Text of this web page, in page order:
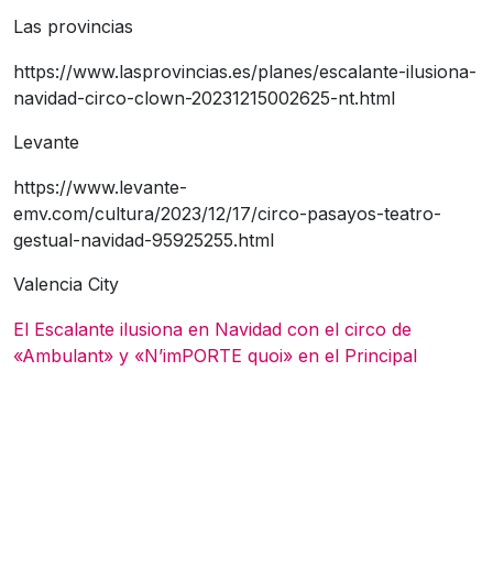
Las provincias
https://www.lasprovincias.es/planes/escalante-ilusiona-
navidad-circo-clown-20231215002625-nt.html
Levante
https://www.levante-
emv.com/cultura/2023/12/17/circo-pasayos-teatro-
gestual-navidad-95925255.html
Valencia City
El Escalante ilusiona en Navidad con el circo de
«Ambulant» y «N’imPORTE quoi» en el Principal